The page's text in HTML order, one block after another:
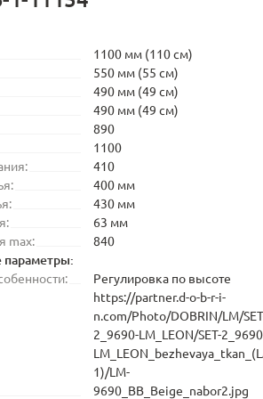
1100 мм (110 см)
550 мм (55 см)
490 мм (49 см)
490 мм (49 см)
890
1100
410
400 мм
430 мм
63 мм
max:
840
Регулировка по высоте
https://partner.d-o-b-r-i-
n.com/Photo/DOBRIN/LM/
2_9690-LM_LEON/SET-
1)/LM-
9690_BB_Beige_nabor2.jpg